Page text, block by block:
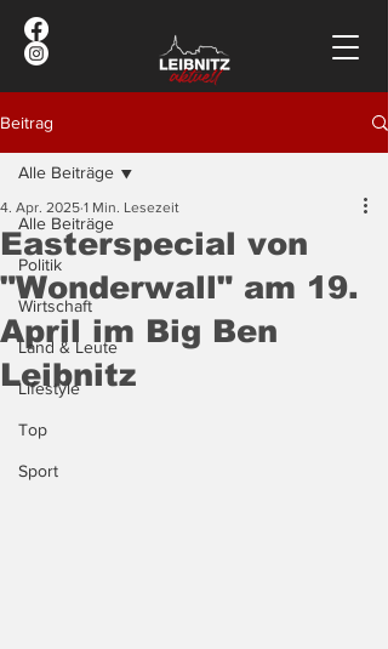
Beitrag
Alle Beiträge
Politik
Wirtschaft
Land & Leute
Lifestyle
Top
Sport
Alle Beiträge
Easterspecial von
"Wonderwall" am 19.
April im Big Ben
Leibnitz
4. Apr. 2025 1 Min. Lesezeit